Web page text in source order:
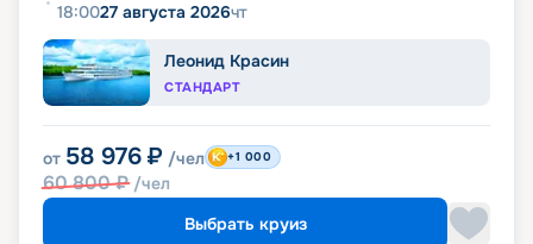
18:0027 августа 2026чт
Леонид Красин
СТАНДАРТ
от 58 976 ₽ /чел
60 800₽ /чел
+1 000
Выбрать круиз